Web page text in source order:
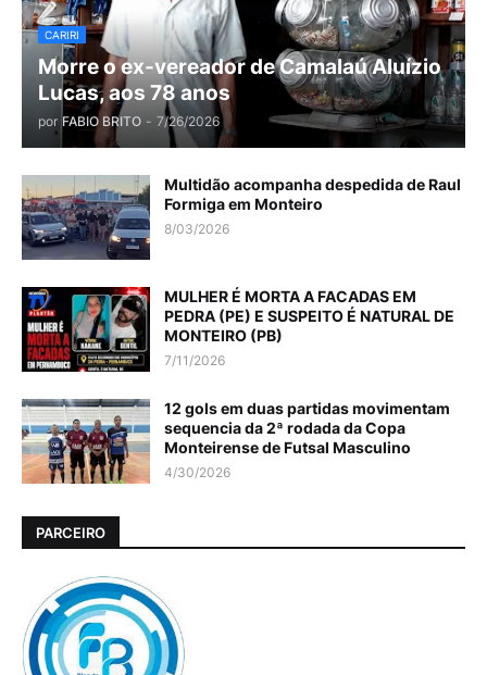
CARIRI
Morre o ex-vereador de Camalaú Aluízio
Lucas, aos 78 anos
por FABIO BRITO - 7/26/2026
Multidão acompanha despedida de Raul
Formiga em Monteiro
8/03/2026
MULHER É MORTA A FACADAS EM
PEDRA (PE) E SUSPEITO É NATURAL DE
MONTEIRO (PB)
7/11/2026
12 gols em duas partidas movimentam
sequencia da 2ª rodada da Copa
Monteirense de Futsal Masculino
4/30/2026
PARCEIRO